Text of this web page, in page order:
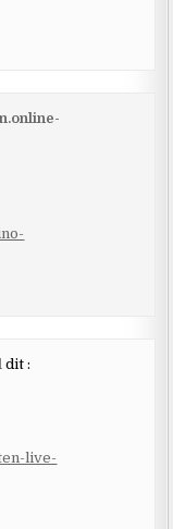
dit :
live-